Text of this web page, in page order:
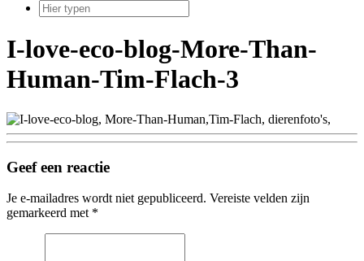
I-love-eco-blog-More-Than-
Human-Tim-Flach-3
Geef een reactie
Je e-mailadres wordt niet gepubliceerd. Vereiste velden zijn
gemarkeerd met *